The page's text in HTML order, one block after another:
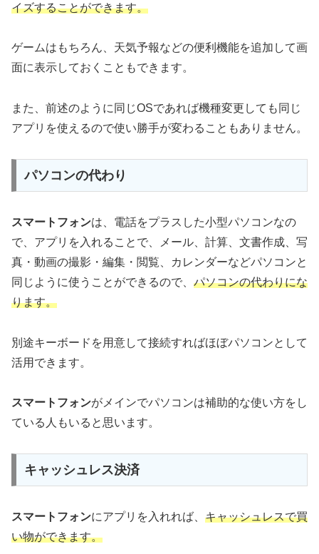
イズすることができます。
ゲームはもちろん、天気予報などの便利機能を追加して画
面に表示しておくこともできます。
また、前述のように同じOSであれば機種変更しても同じ
アプリを使えるので使い勝手が変わることもありません。
パソコンの代わり
スマートフォンは、電話をプラスした小型パソコンなの
で、アプリを入れることで、メール、計算、文書作成、写
真・動画の撮影・編集・閲覧、カレンダーなどパソコンと
同じように使うことができるので、 パソコンの代わりにな
ります。
別途キーボードを用意して接続すればほぼパソコンとして
活用できます。
スマートフォンがメインでパソコンは補助的な使い方をし
ている人もいると思います。
キャッシュレス決済
スマートフォンにアプリを入れれば、 キャッシュレスで買
い物ができます。